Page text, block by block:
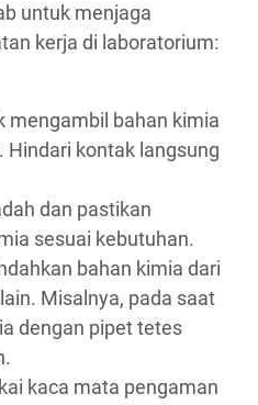
untuk menjaga
kerja di laboratorium:
mengambil bahan kimia
kontak langsung
dan pastikan
sesuai kebutuhan.
bahan kimia dari
Misalnya, pada saat
dengan pipet tetes
kaca mata pengaman